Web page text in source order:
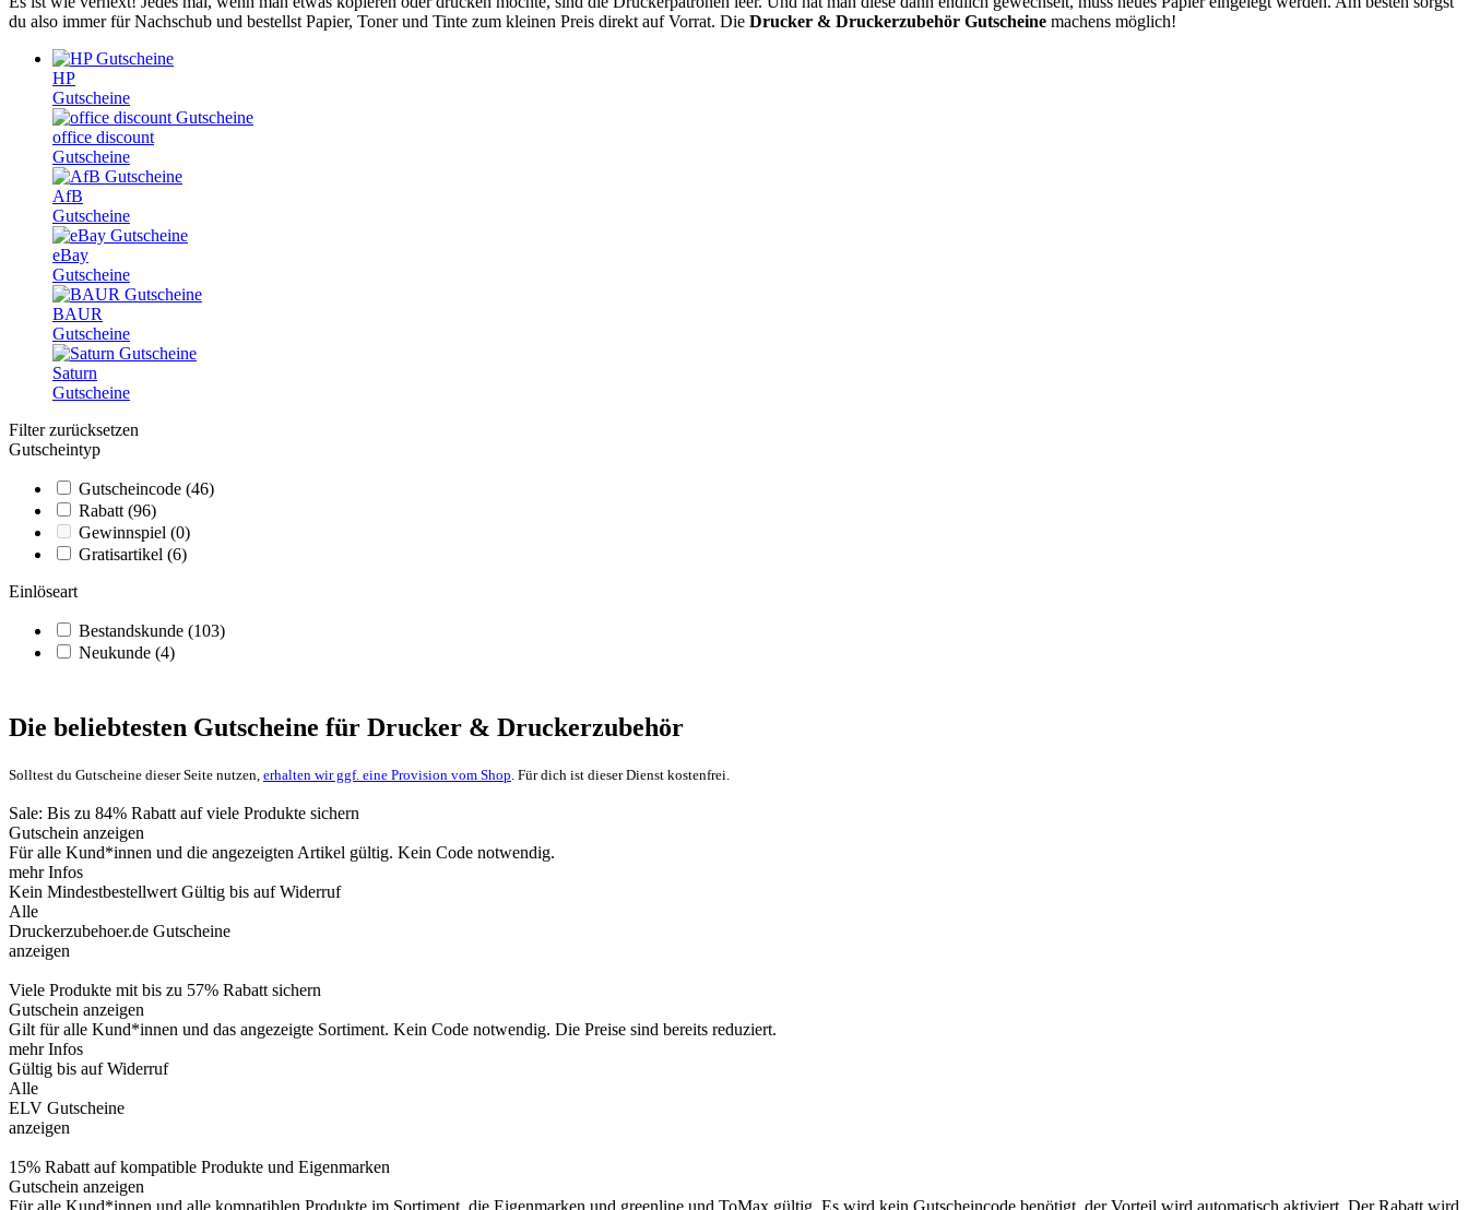
du also immer für Nachschub und bestellst Papier, Toner und Tinte zum kleinen Preis direkt auf Vorrat. Die Drucker & Druckerzubehör Gutscheine machens möglich!
HP
Gutscheine
office discount
Gutscheine
AfB
Gutscheine
eBay
Gutscheine
BAUR
Gutscheine
Saturn
Gutscheine
Filter zurücksetzen
Gutscheintyp
Gutscheincode (46)
Rabatt (96)
Gewinnspiel (0)
Gratisartikel (6)
Einlöseart
Bestandskunde (103)
Neukunde (4)
Die beliebtesten Gutscheine für Drucker & Druckerzubehör
Solltest du Gutscheine dieser Seite nutzen, erhalten wir ggf. eine Provision vom Shop . Für dich ist dieser Dienst kostenfrei.
Sale: Bis zu 84% Rabatt auf viele Produkte sichern
Gutschein anzeigen
Für alle Kund*innen und die angezeigten Artikel gültig. Kein Code notwendig.
mehr Infos
Kein Mindestbestellwert Gültig bis auf Widerruf
Alle
Druckerzubehoer.de Gutscheine
anzeigen
Viele Produkte mit bis zu 57% Rabatt sichern
Gutschein anzeigen
Gilt für alle Kund*innen und das angezeigte Sortiment. Kein Code notwendig. Die Preise sind bereits reduziert.
mehr Infos
Gültig bis auf Widerruf
Alle
ELV Gutscheine
anzeigen
15% Rabatt auf kompatible Produkte und Eigenmarken
Gutschein anzeigen
Für alle Kund*innen und alle kompatiblen Produkte im Sortiment, die Eigenmarken und greenline und ToMax gültig. Es wird kein Gutscheincode benötigt, der Vorteil wird automatisch aktiviert. Der Rabatt wird